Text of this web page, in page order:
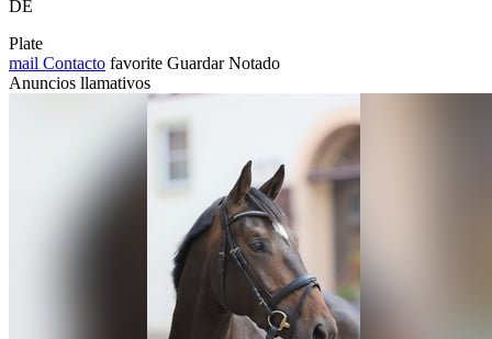
DE
Plate
mail Contacto favorite Guardar Notado
Anuncios llamativos